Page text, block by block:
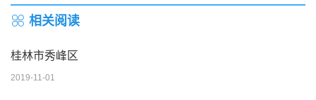
相关阅读
桂林市秀峰区
2019-11-01